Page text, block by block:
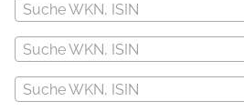
Suche WKN, ISIN
Suche WKN, ISIN
Suche WKN, ISIN